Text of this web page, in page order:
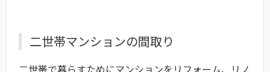
二世帯マンションの間取り